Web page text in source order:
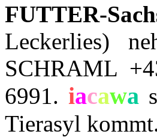
FUTTER-
Leckerlies)
SCHRAML
6991. iacawa
Tierasyl